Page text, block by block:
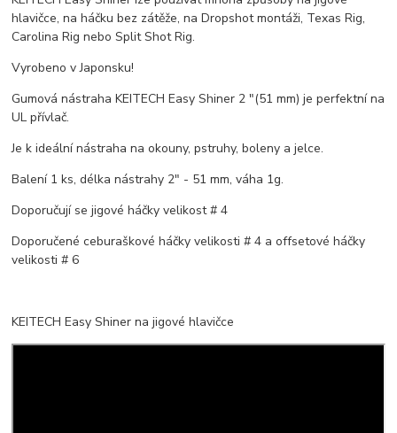
hlavičce, na háčku bez zátěže, na Dropshot montáži, Texas Rig,
Carolina Rig nebo Split Shot Rig.
Vyrobeno v Japonsku!
Gumová nástraha KEITECH Easy Shiner 2 "(51 mm) je perfektní na
UL přívlač.
Je k ideální nástraha na okouny, pstruhy, boleny a jelce.
Balení 1 ks, délka nástrahy 2" - 51 mm, váha 1g.
Doporučují se jigové háčky velikost # 4
Doporučené ceburaškové háčky velikosti # 4 a offsetové háčky
velikosti # 6
KEITECH Easy Shiner na jigové hlavičce